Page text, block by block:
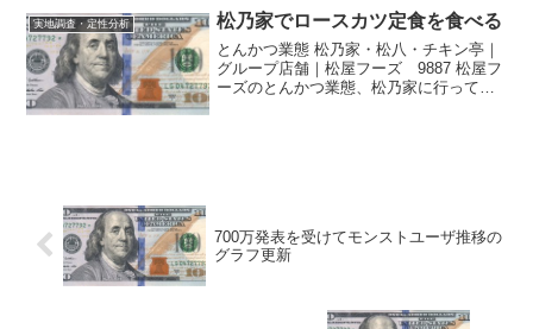
で見かけて早速今日の昼に食...
実地調査・定性分析 松乃家でロースカツ定食を食べる
とんかつ業態 松乃家・松八・チキン亭｜
グループ店舗｜松屋フーズ 9887 松屋フ
ーズのとんかつ業態、松乃家に行ってき
700万発表を受けてモンストユーザ推移の
グラフ更新